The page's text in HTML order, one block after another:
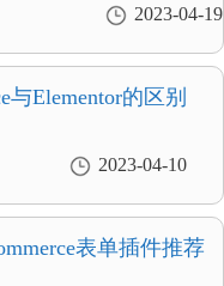
2023-04-19
与Elementor的区别
2023-04-10
表单插件推荐